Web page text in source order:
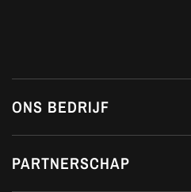
ONS BEDRIJF
PARTNERSCHAP